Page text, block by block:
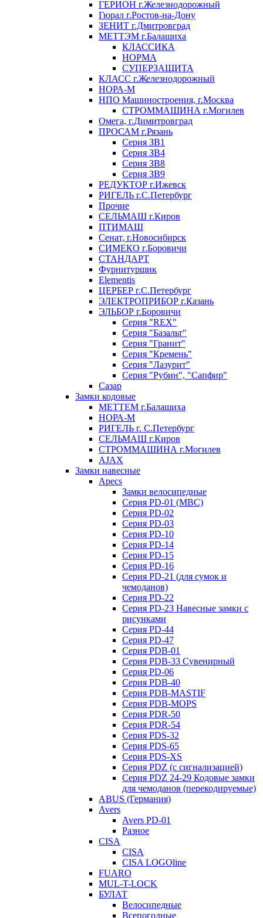
ГЕРИОН г.Железнодорожный
Гюрал г.Ростов-на-Дону
ЗЕНИТ г.Дмитровград
МЕТТЭМ г.Балашиха
КЛАССИКА
НОРМА
СУПЕРЗАЩИТА
КЛАСС г.Железнодорожный
НОРА-М
НПО Машиностроения, г.Москва
СТРОММАШИНА г.Могилев
Омега, г.Димитровград
ПРОСАМ г.Рязань
Серия ЗВ1
Серия ЗВ4
Серия ЗВ8
Серия ЗВ9
РЕДУКТОР г.Ижевск
РИГЕЛЬ г.С.Петербург
Прочие
СЕЛЬМАШ г.Киров
ПТИМАШ
Сенат, г.Новосибирск
СИМЕКО г.Боровичи
СТАНДАРТ
Фурнитурщик
Elementis
ЦЕРБЕР г.С.Петербург
ЭЛЕКТРОПРИБОР г.Казань
ЭЛЬБОР г.Боровичи
Серия "REX"
Серия "Базальт"
Серия "Гранит"
Серия "Кремень"
Серия "Лазурит"
Серия "Рубин", "Сапфир"
Сазар
Замки кодовые
МЕТТЕМ г.Балашиха
НОРА-М
РИГЕЛЬ г. С.Петербург
СЕЛЬМАШ г.Киров
СТРОММАШИНА г.Могилев
AJAX
Замки навесные
Apecs
Замки велосипедные
Серия PD-01 (МВС)
Серия PD-02
Серия PD-03
Серия PD-10
Серия PD-14
Серия PD-15
Серия PD-16
Серия PD-21 (для сумок и
чемоданов)
Серия PD-22
Серия PD-23 Навесные замки с
рисунками
Серия PD-44
Серия PD-47
Серия PDB-01
Серия PDB-33 Сувенирный
Серия PD-06
Серия PDB-40
Серия PDB-MASTIF
Серия PDB-MOPS
Серия PDR-50
Серия PDR-54
Серия PDS-32
Серия PDS-65
Серия PDS-XS
Серия PDZ (с сигнализацией)
Серия PDZ 24-29 Кодовые замки
для чемоданов (перекодируемые)
ABUS (Германия)
Avers
Avers PD-01
Разное
CISA
CISA
CISA LOGOline
FUARO
MUL-T-LOCK
БУЛАТ
Велосипедные
Всепогодные